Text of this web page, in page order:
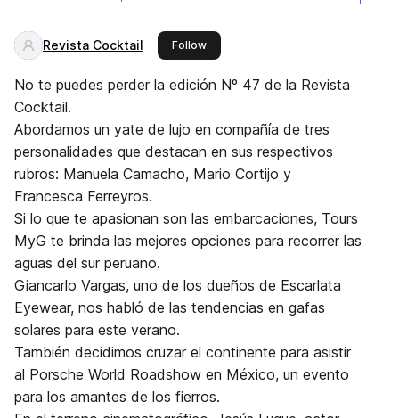
Revista Cocktail Followthis publisher
No te puedes perder la edición Nº 47 de la Revista
Cocktail.
Abordamos un yate de lujo en compañía de tres
personalidades que destacan en sus respectivos
rubros: Manuela Camacho, Mario Cortijo y
Francesca Ferreyros.
Si lo que te apasionan son las embarcaciones, Tours
MyG te brinda las mejores opciones para recorrer las
aguas del sur peruano.
Giancarlo Vargas, uno de los dueños de Escarlata
Eyewear, nos habló de las tendencias en gafas
solares para este verano.
También decidimos cruzar el continente para asistir
al Porsche World Roadshow en México, un evento
para los amantes de los fierros.